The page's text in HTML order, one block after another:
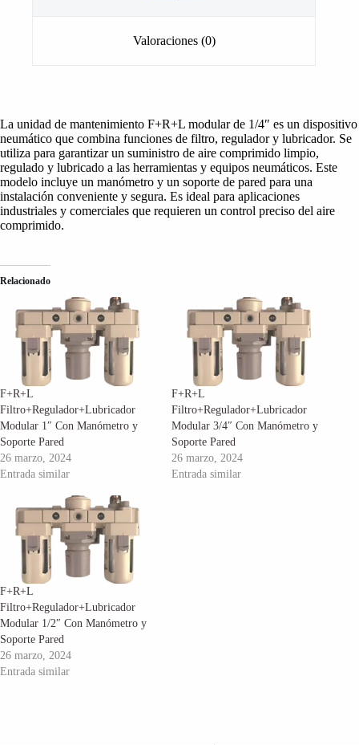
Valoraciones (0)
La unidad de mantenimiento F+R+L modular de 1/4″ es un dispositivo
neumático que combina funciones de filtro, regulador y lubricador. Se
utiliza para garantizar un suministro de aire comprimido limpio,
regulado y lubricado a las herramientas y equipos neumáticos. Este
modelo incluye un manómetro y un soporte de pared para una
instalación conveniente y segura. Es ideal para aplicaciones
industriales y comerciales que requieren un control preciso del aire
comprimido.
Relacionado
F+R+L
Filtro+Regulador+Lubricador
Modular 1″ Con Manómetro y
Soporte Pared
26 marzo, 2024
Entrada similar
F+R+L
Filtro+Regulador+Lubricador
Modular 3/4″ Con Manómetro y
Soporte Pared
26 marzo, 2024
Entrada similar
F+R+L
Filtro+Regulador+Lubricador
Modular 1/2″ Con Manómetro y
Soporte Pared
26 marzo, 2024
Entrada similar